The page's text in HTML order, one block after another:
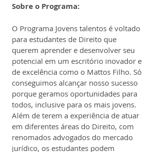
Sobre o Programa:
O Programa Jovens talentos é voltado
para estudantes de Direito que
querem aprender e desenvolver seu
potencial em um escritório inovador e
de excelência como o Mattos Filho. Só
conseguimos alcançar nosso sucesso
porque geramos oportunidades para
todos, inclusive para os mais jovens.
Além de terem a experiência de atuar
em diferentes áreas do Direito, com
renomados advogados do mercado
jurídico, os estudantes podem